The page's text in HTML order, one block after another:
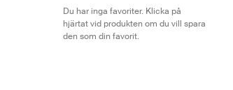
Du har inga favoriter. Klicka på
hjärtat vid produkten om du vill spara
den som din favorit.